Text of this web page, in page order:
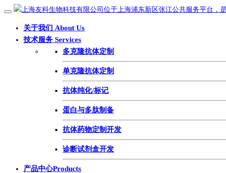
关于我们 About Us
技术服务 Services
多克隆抗体定制
单克隆抗体定制
抗体纯化/标记
蛋白与多肽制备
抗体药物定制开发
诊断试剂盒开发
产品中心Products